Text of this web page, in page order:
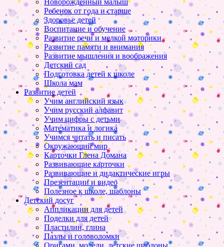
Новорожденный малыш
Ребенок от года и старше
Здоровье детей
Воспитание и обучение
Развитие речи и мелкой моторики
Развитие памяти и внимания
Развитие мышления и воображения
Детский сад
Подготовка детей к школе
Школа мам
Развитие детей
Учим английский язык
Учим русский алфавит
Учим цифры с детьми
Математика и логика
Учимся читать и писать
Окружающий мир
Карточки Глена Домана
Развивающие карточки
Развивающие и дидактические игры
Презентации и видео
Полезное к школе, шаблоны
Детский досуг
Аппликации для детей
Поделки для детей
Пластилин, глина
Пазлы и головоломки
Оригами, модели, детские шаблоны